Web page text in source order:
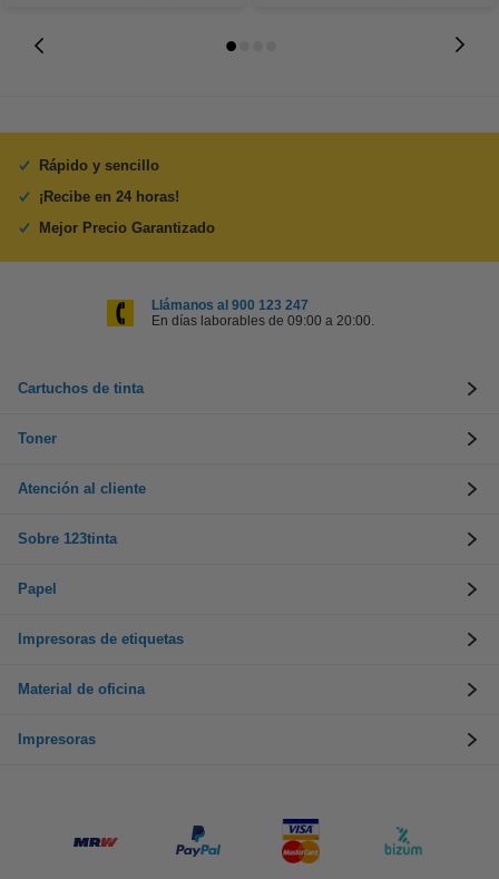
Rápido y sencillo
¡Recibe en 24 horas!
Mejor Precio Garantizado
Llámanos al 900 123 247
En días laborables de 09:00 a 20:00.
Cartuchos de tinta
Toner
Atención al cliente
Sobre 123tinta
Papel
Impresoras de etiquetas
Material de oficina
Impresoras